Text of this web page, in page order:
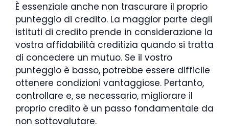
È essenziale anche non trascurare il proprio
punteggio di credito. La maggior parte degli
istituti di credito prende in considerazione la
vostra affidabilità creditizia quando si tratta
di concedere un mutuo. Se il vostro
punteggio è basso, potrebbe essere difficile
ottenere condizioni vantaggiose. Pertanto,
controllare e, se necessario, migliorare il
proprio credito è un passo fondamentale da
non sottovalutare.